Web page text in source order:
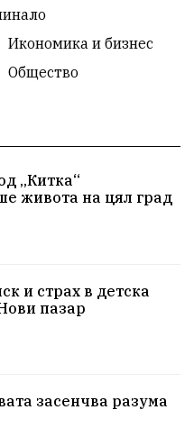
НовиПазар
Икономика и бизнес
Общество
„Китка“
живота на цял град
и страх в детска
пазар
засенчва разума